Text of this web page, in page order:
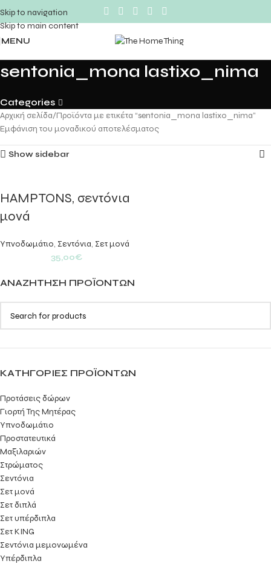
Skip to navigation
Skip to main content
MENU
sentonia_mona lastixo_nima
Categories
ΑΝΑΖΉΤΗΣΗ ΠΡΟΪΌΝΤΩΝ
ΚΑΤΗΓΟΡΊΕΣ ΠΡΟΪΌΝΤΩΝ
Προτάσεις δώρων
Γιορτή Της Μητέρας
Υπνοδωμάτιο
Προστατευτικά
Μαξιλαριών
Στρώματος
Σεντόνια
Σετ μονά
Σετ διπλά
Σετ υπέρδιπλα
Σετ KING
Σεντόνια μεμονωμένα
Υπέρδιπλα
Αρχική σελίδα Προϊόντα με ετικέτα “sentonia_mona lastixo_nima”
Εμφάνιση του μοναδικού αποτελέσματος
Show sidebar
HAMPTONS, σεντόνια
μονά
Υπνοδωμάτιο, Σεντόνια, Σετ μονά
35,00€